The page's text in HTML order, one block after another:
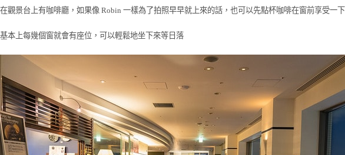
在觀景台上有咖啡廳，如果像 Robin 一樣為了拍照早早就上來的話，也可以先點杯咖啡在窗前享受一下
基本上每幾個窗就會有座位，可以輕鬆地坐下來等日落